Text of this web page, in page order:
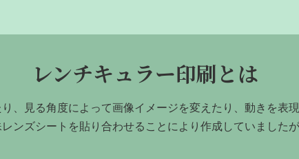
レンチキュラー印刷とは
、見る角度によって画像イメージを変えたり、動きを表
ンズシートを貼り合わせることにより作成していました